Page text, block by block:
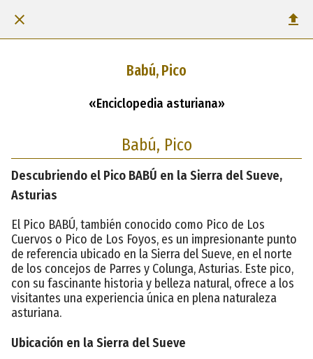
Babú, Pico
«Enciclopedia asturiana»
Babú, Pico
Descubriendo el Pico BABÚ en la Sierra del Sueve,
Asturias
El Pico BABÚ, también conocido como Pico de Los
Cuervos o Pico de Los Foyos, es un impresionante punto
de referencia ubicado en la Sierra del Sueve, en el norte
de los concejos de Parres y Colunga, Asturias. Este pico,
con su fascinante historia y belleza natural, ofrece a los
visitantes una experiencia única en plena naturaleza
asturiana.
Ubicación en la Sierra del Sueve